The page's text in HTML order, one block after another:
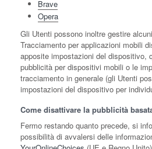
Brave
Opera
Gli Utenti possono inoltre gestire
Tracciamento per applicazioni mobili
apposite impostazioni del dispositivo,
pubblicità per dispositivi mobili o le
tracciamento in generale (gli Utenti
impostazioni del dispositivo per
Come disattivare la pubblicità
Fermo restando quanto precede, si
possibilità di avvalersi delle